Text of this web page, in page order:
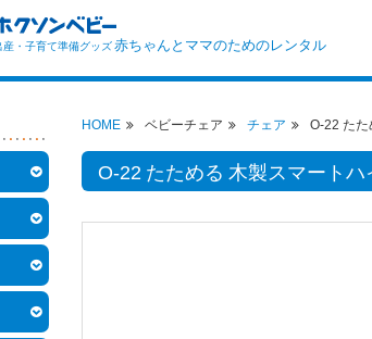
産・子育て準備グッズ赤ちゃんとママのためのレンタル
HOME ベビーチェア チェア O-22 た
O-22 たためる 木製スマート